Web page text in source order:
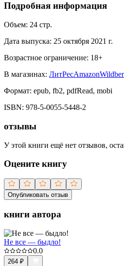
Подробная информация
Объем: 24 стр.
Дата выпуска: 25 октября 2021 г.
Возрастное ограничение: 18+
В магазинах: ЛитРесAmazon
Формат: epub, fb2, pdfRead, mobi
ISBN: 978-5-0055-5448-2
отзывы
У этой книги ещё нет отзывов,
Оцените книгу
Опубликовать отзыв
книги автора
Не все — быдло!
0.0
264 ₽